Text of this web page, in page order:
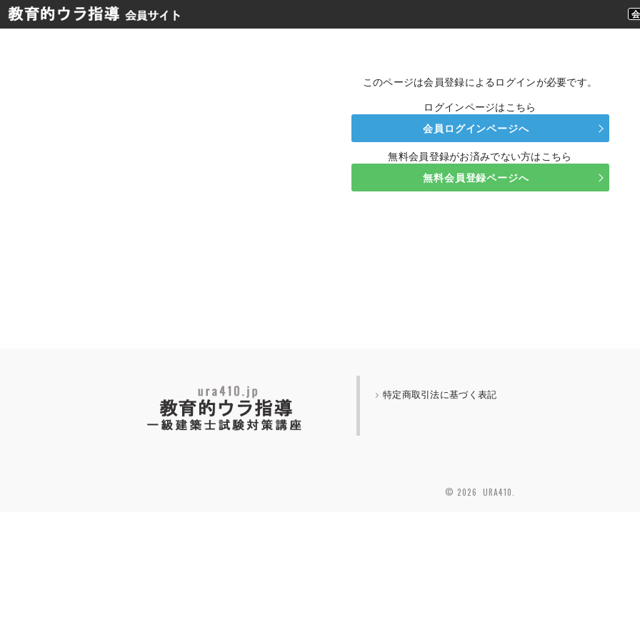
このページは会員登録によるログインが必要です。
ログインページはこちら
会員ログインページへ
無料会員登録がお済みでない方はこちら
無料会員登録ページへ
特定商取引法に基づく表記
© 2026 URA410.